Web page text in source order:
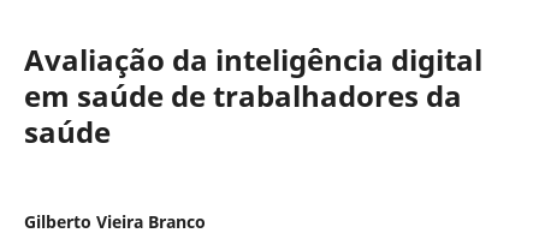
Avaliação da inteligência digital
em saúde de trabalhadores da
saúde
Gilberto Vieira Branco